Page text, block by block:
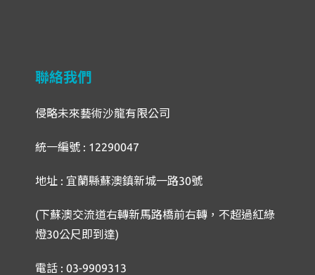
聯絡我們
侵略未來藝術沙龍有限公司
統一編號 : 12290047
地址 : 宜蘭縣蘇澳鎮新城一路30號
(下蘇澳交流道右轉新馬路橋前右轉，不超過紅綠
燈30公尺即到達)
電話 : 03-9909313